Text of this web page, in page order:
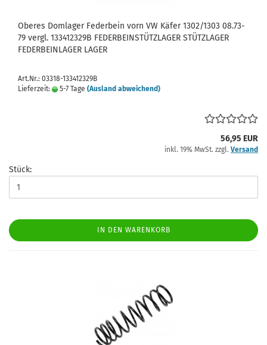
Oberes Domlager Federbein vorn VW Käfer 1302/1303 08.73-
79 vergl. 133412329B FEDERBEINSTÜTZLAGER STÜTZLAGER
FEDERBEINLAGER LAGER
Art.Nr.: 03318-133412329B
Lieferzeit:
5-7 Tage (Ausland abweichend)
56,95 EUR
inkl. 19% MwSt. zzgl. Versand
Stück:
IN DEN WARENKORB